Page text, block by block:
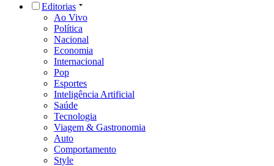
Editorias
Ao Vivo
Política
Nacional
Economia
Internacional
Pop
Esportes
Inteligência Artificial
Saúde
Tecnologia
Viagem & Gastronomia
Auto
Comportamento
Style